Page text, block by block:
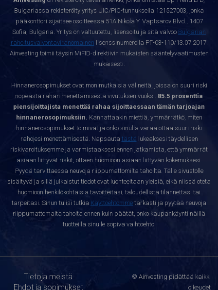
Bulgariassa rekisteröity yritys UIC/PIC-tunnuksella 121527003, jonka
pääkonttori sijaitsee osoitteessa 51A Nikola Y. Vaptsarov Blvd., 1407
Sofia, Bulgaria. Yritys on valtuutettu, lisensoitu ja sitä valvoo Bulgarian
rahoitusvalvontaviranomainen lisenssinumerolla РГ-03-110/13.07.2017.
Ainvesting toimii täysin MiFID-direktiivin mukaisten sääntelyvaatimusten
mukaisesti.
Hinnanerosopimukset ovat monimutkaisia välineitä, joissa on suuri riski
nopeasta rahan menettämisestä vivutuksen vuoksi. 85.5 prosenttia
piensijoittajista menettää rahaa sijoittaessaan tämän tarjoajan
hinnanerosopimuksiin. Kannattaakin miettiä, ymmärrätkö, miten
hinnanerosopimukset toimivat ja onko sinulla varaa ottaa suuri riski
rahojesi menettämisestä. Napsauta tästä lukeaksesi täydellisen
riskivaroituksemme ja varmistaaksesi ennen jatkamista, että ymmärrät
asiaan liittyvät riskit, ottaen huomioon asiaan liittyvän kokemuksesi.
Pyydä tarvittaessa neuvoja riippumattomilta tahoilta. Tälle sivustolle
sisältyvä ja sillä julkaistut tiedot ovat luonteeltaan yleisiä, eikä niissä oteta
huomioon henkilökohtaisia tavoitteitasi, taloudellista tilannettasi tai
tarpeitasi. Sinun tulisi tutkia Käyttöehtomme tarkasti ja pyytää neuvoja
riippumattomalta taholta ennen kuin päätät, onko kaupankäynti näillä
tuotteilla sinulle sopiva vaihtoehto.
Tietoja meistä
Ehdot ja sopimukset
© Ainvesting pidättää kaikki
oikeudet